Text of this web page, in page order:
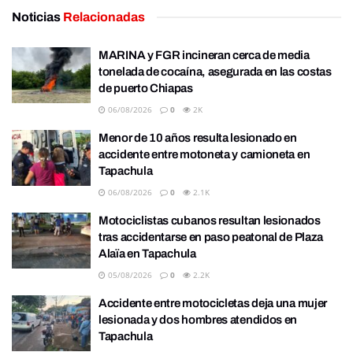
Noticias Relacionadas
MARINA y FGR incineran cerca de media
tonelada de cocaína, asegurada en las costas
de puerto Chiapas
06/08/2026 0 2K
Menor de 10 años resulta lesionado en
accidente entre motoneta y camioneta en
Tapachula
06/08/2026 0 2.1K
Motociclistas cubanos resultan lesionados
tras accidentarse en paso peatonal de Plaza
Alaïa en Tapachula
05/08/2026 0 2.2K
Accidente entre motocicletas deja una mujer
lesionada y dos hombres atendidos en
Tapachula